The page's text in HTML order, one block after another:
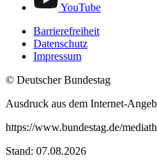
YouTube
Barrierefreiheit
Datenschutz
Impressum
© Deutscher Bundestag
Ausdruck aus dem Internet-
https://www.bundestag.de/
Stand: 07.08.2026